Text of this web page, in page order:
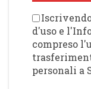
d'uso e
compreso
personali a